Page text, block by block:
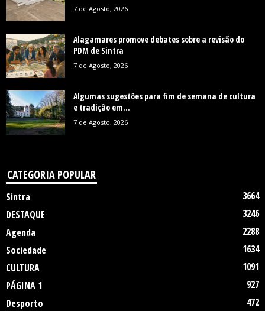
7 de Agosto, 2026
Alagamares promove debates sobre a revisão do
PDM de Sintra
7 de Agosto, 2026
Algumas sugestões para fim de semana de cultura
e tradição em...
7 de Agosto, 2026
CATEGORIA POPULAR
Sintra
3664
DESTAQUE
3246
Agenda
2288
Sociedade
1634
CULTURA
1091
PÁGINA 1
927
Desporto
472